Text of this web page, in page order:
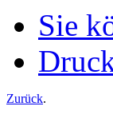
Sie
Zurück.